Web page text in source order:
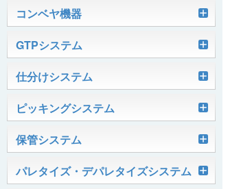
コンベヤ機器
軽搬送コンベヤ
ベルコンミニ
ファインコンベヤ
マグネット駆動コンベヤ
ジャブコン®
ケース搬送コンベヤ
ユニコンV
ユニコンJr
クールコンベヤ®Ⅱ
グラビティコンベヤ
ローラコンベヤ
ホイールコンベヤ
モータローラ＆コンベヤ
モータローラ単体
マテハン機器
GTPシステム
Skypod®（スカイポッド）
AGVシステム
OKURUN® /TW300
仕分けシステム
ユニソーター
ハイスピードソーター
ディスクソーター
ピッキングシステム
PTIシステム
ピカトルシリーズ
保管システム
Quick Shuttle®
パレタイズ・デパレタイズシステム